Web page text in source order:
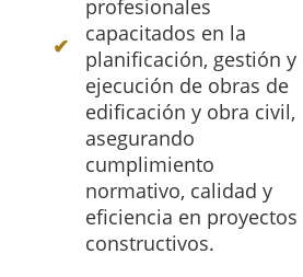
profesionales
capacitados en la
planificación, gestión y
ejecución de obras de
edificación y obra civil,
asegurando
cumplimiento
normativo, calidad y
eficiencia en proyectos
constructivos.